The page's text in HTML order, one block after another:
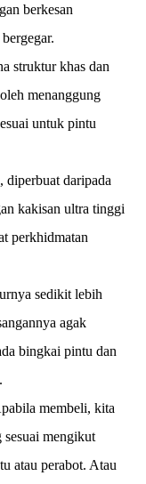
berkesan
struktur khas dan
menanggung
untuk pintu
daripada
kakisan ultra tinggi
perkhidmatan
sedikit lebih
agak
bingkai pintu dan
membeli, kita
mengikut
atau perabot. Atau